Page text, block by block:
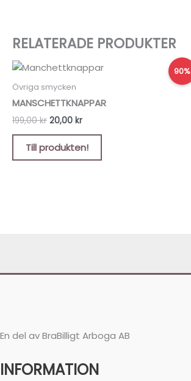
RELATERADE PRODUKTER
90%
Övriga smycken
MANSCHETTKNAPPAR
199,00kr
Det
ursprungliga
priset
199,00 kr.
20,00 kr
Det
nuvarande
20,00 kr.
Till produkten!
En del av BraBilligt Arboga AB
INFORMATION